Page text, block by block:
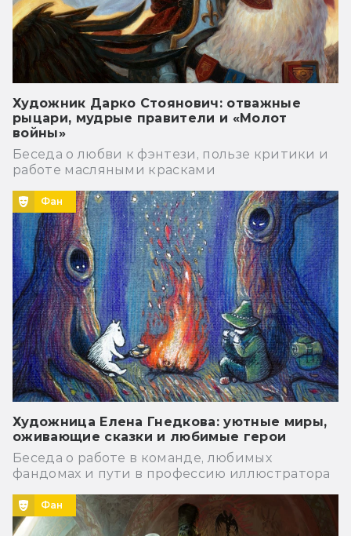
Художник Дарко Стоянович: отважные
рыцари, мудрые правители и «Молот
войны»
Беседа о любви к фэнтези, пользе критики и
работе масляными красками
Фан
Художница Елена Гнедкова: уютные миры,
оживающие сказки и любимые герои
Беседа о работе в команде, любимых
фандомах и пути в профессию иллюстратора
Фан